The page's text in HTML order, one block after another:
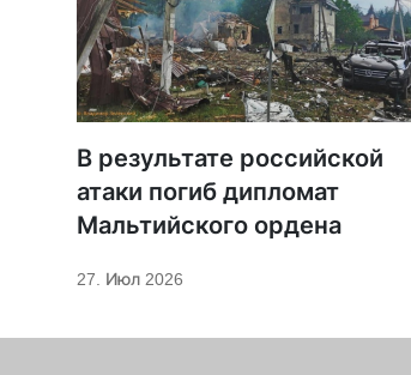
В результате российской
атаки погиб дипломат
Мальтийского ордена
27. Июл 2026